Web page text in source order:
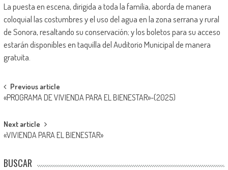
La puesta en escena, dirigida a toda la familia, aborda de manera
coloquial las costumbres y el uso del agua en la zona serrana y rural
de Sonora, resaltando su conservación; y los boletos para su acceso
estarán disponibles en taquilla del Auditorio Municipal de manera
gratuita.
Post
navigation
Previous article
«PROGRAMA DE VIVIENDA PARA EL BIENESTAR»-(2025)
Next article
«VIVIENDA PARA EL BIENESTAR»
BUSCAR